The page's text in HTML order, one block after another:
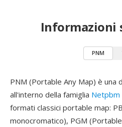
Informazioni
PNM
PNM (Portable Any Map) è una
all'interno della famiglia Netpbm
formati classici portable map:
monocromatico), PGM